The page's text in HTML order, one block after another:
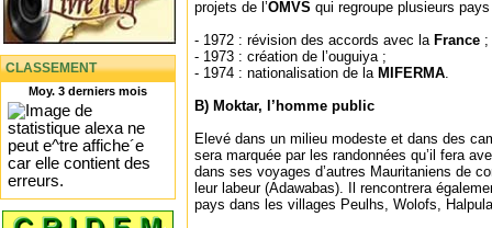
CLASSEMENT
Moy. 3 derniers mois
projets de l’OMVS qui regroupe plusieurs
- 1972 : révision des accords avec la France ;
- 1973 : création de l’ouguiya ;
- 1974 : nationalisation de la MIFERMA.
B) Moktar, l’homme public
Elevé dans un milieu modeste et dans des
sera marquée par les randonnées qu’il fera
dans ses voyages d’autres Mauritaniens de
leur labeur (Adawabas). Il rencontrera
pays dans les villages Peulhs, Wolofs,